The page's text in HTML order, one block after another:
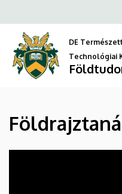
(osztatlan)
Intézet
a
tartalomra
DE
Technológiai